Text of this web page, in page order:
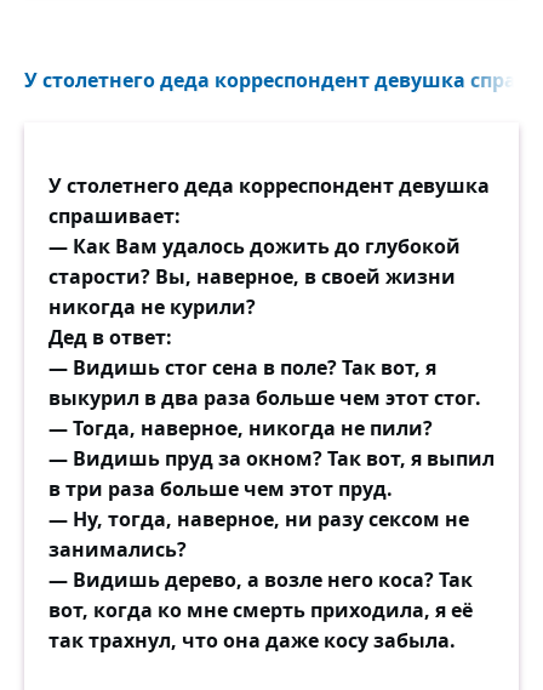
У столетнего деда корреспондент девушка
У столетнего деда корреспондент девушка
спрашивает:
— Как Вам удалось дожить до глубокой
старости? Вы, наверное, в своей жизни
никогда не курили?
Дед в ответ:
— Видишь стог сена в поле? Так вот, я
выкурил в два раза больше чем этот стог.
— Тогда, наверное, никогда не пили?
— Видишь пруд за окном? Так вот, я выпил
в три раза больше чем этот пруд.
— Ну, тогда, наверное, ни разу сексом не
занимались?
— Видишь дерево, а возле него коса? Так
вот, когда ко мне смерть приходила, я её
так трахнул, что она даже косу забыла.